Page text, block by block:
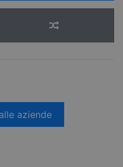
aziende